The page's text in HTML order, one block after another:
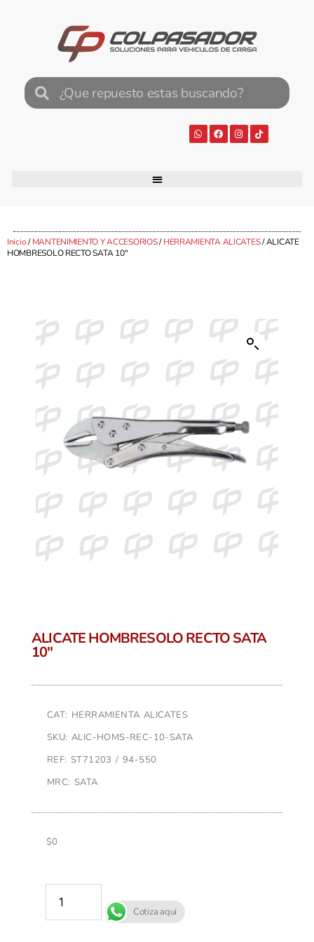
Inicio/MANTENIMIENTO Y ACCESORIOS/HERRAMIENTA ALICATES/ ALICATE
HOMBRESOLO RECTO SATA 10″
ALICATE HOMBRESOLO RECTO SATA
10″
CAT: HERRAMIENTA ALICATES
SKU: ALIC-HOMS-REC-10-SATA
REF: ST71203 / 94-550
MRC: SATA
$0
Cotiza aqui